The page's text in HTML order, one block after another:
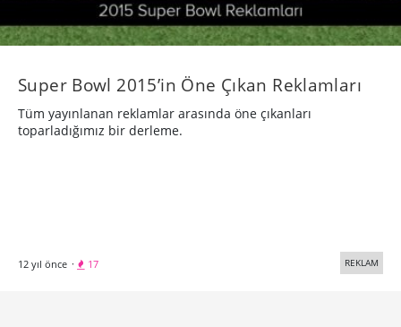
Super Bowl 2015’in Öne Çıkan Reklamları
Tüm yayınlanan reklamlar arasında öne çıkanları
toparladığımız bir derleme.
12 yıl önce · 17 REKLAM